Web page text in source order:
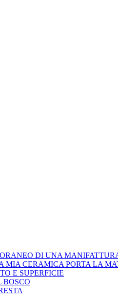
DI UNA
CERAMICA PORTA LA
E SUPERFICIE
BOSCO